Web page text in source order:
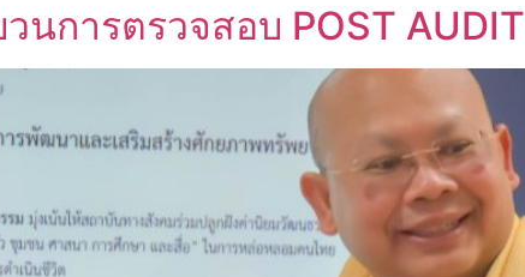
นการตรวจสอบ POST AUDIT